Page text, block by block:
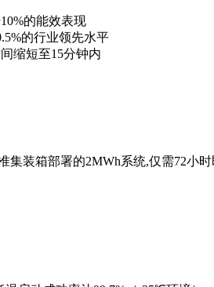
的能效表现
的行业领先水平
缩短至15分钟内
集装箱部署的2MWh系统,仅需72小